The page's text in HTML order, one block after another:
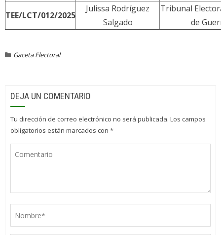
TEE/LCT/012/2025
Julissa Rodríguez
Salgado
Tribunal
de
Gaceta Electoral
DEJA UN COMENTARIO
Tu dirección de correo electrónico no será publicada. Los campos
obligatorios están marcados con *